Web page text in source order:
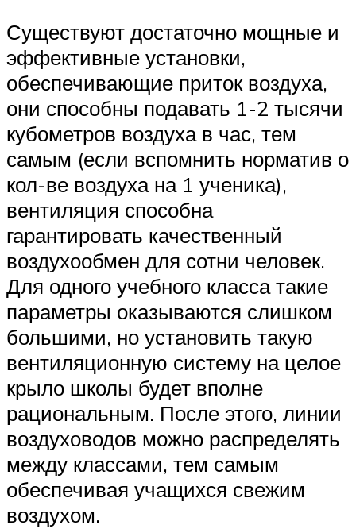
Существуют достаточно мощные и
эффективные установки,
обеспечивающие приток воздуха,
они способны подавать 1-2 тысячи
кубометров воздуха в час, тем
самым (если вспомнить норматив о
кол-ве воздуха на 1 ученика),
вентиляция способна
гарантировать качественный
воздухообмен для сотни человек.
Для одного учебного класса такие
параметры оказываются слишком
большими, но установить такую
вентиляционную систему на целое
крыло школы будет вполне
рациональным. После этого, линии
воздуховодов можно распределять
между классами, тем самым
обеспечивая учащихся свежим
воздухом.